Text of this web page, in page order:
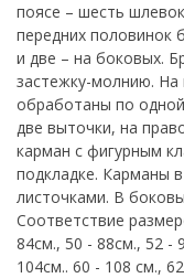
поясе – шесть
передних половинок
и две – на боковых.
застежку-молнию. На
обработаны по
две выточки, на
карман с фигурным
подкладке. Карманы
листочками. В
Соответствие
84см., 50 - 88см., 52 -
104см.. 60 - 108 см.,